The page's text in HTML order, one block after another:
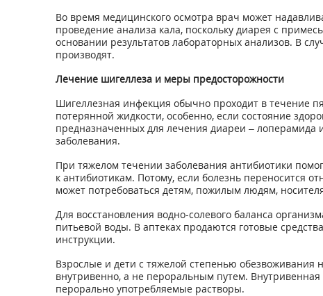
Во время медицинского осмотра врач может
проведение анализа кала, поскольку диарея с
основании результатов лабораторных анализов. В
производят.
Лечение шигеллеза и меры предосторожности
Шигеллезная инфекция обычно проходит в течение
потерянной жидкости, особенно, если состояние
предназначенных для лечения диареи – лоперамида
заболевания.
При тяжелом течении заболевания антибиотики
к антибиотикам. Потому, если болезнь переносится
может потребоваться детям, пожилым людям,
Для восстановления водно-солевого баланса
питьевой воды. В аптеках продаются готовые
инструкции.
Взрослые и дети с тяжелой степенью обезвоживания
внутривенно, а не пероральным путем.
перорально употребляемые растворы.